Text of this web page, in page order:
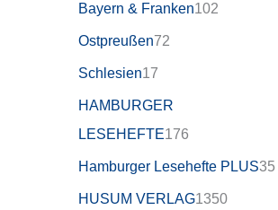
Bayern & Franken102
Ostpreußen72
Schlesien17
HAMBURGER
LESEHEFTE176
Hamburger Lesehefte PLUS35
HUSUM VERLAG1350